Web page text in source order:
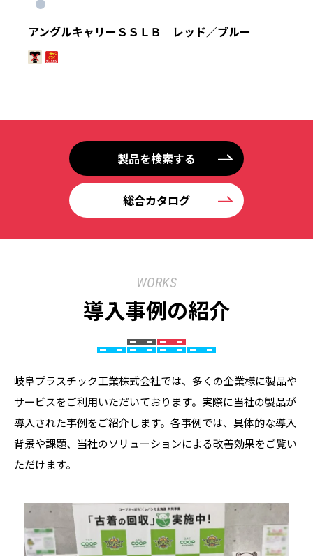
アングルキャリーＳＳＬＢ レッド／ブルー
製品を検索する
総合カタログ
WORKS
導入事例の紹介
岐阜プラスチック工業株式会社では、多くの企業様に製品や
サービスをご利用いただいております。実際に当社の製品が
導入された事例をご紹介します。各事例では、具体的な導入
背景や課題、当社のソリューションによる改善効果をご覧い
ただけます。